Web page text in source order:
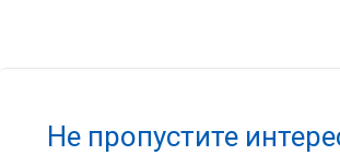
Не пропустите